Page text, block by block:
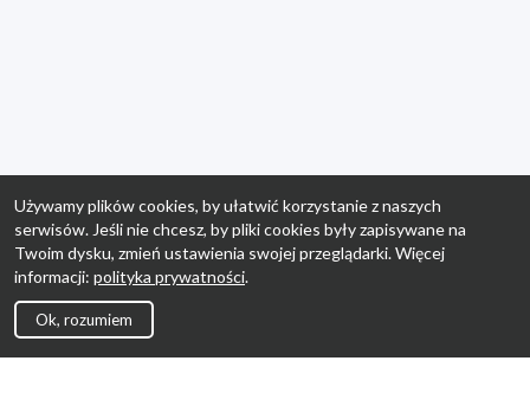
Używamy plików cookies, by ułatwić korzystanie z naszych
serwisów. Jeśli nie chcesz, by pliki cookies były zapisywane na
Twoim dysku, zmień ustawienia swojej przeglądarki. Więcej
informacji: polityka prywatności.
Ok, rozumiem